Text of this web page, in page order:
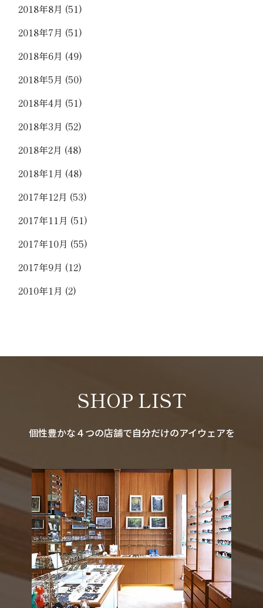
2018年8月 (51)
2018年7月 (51)
2018年6月 (49)
2018年5月 (50)
2018年4月 (51)
2018年3月 (52)
2018年2月 (48)
2018年1月 (48)
2017年12月 (53)
2017年11月 (51)
2017年10月 (55)
2017年9月 (12)
2010年1月 (2)
SHOP LIST
個性豊かな４つの店舗で自分だけのアイウェアを